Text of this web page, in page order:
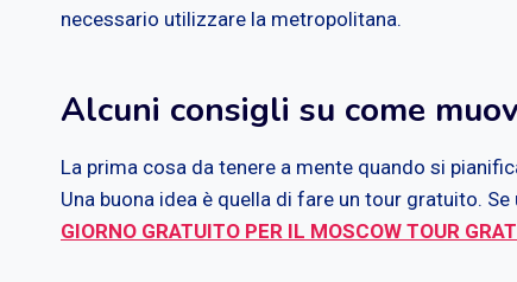
necessario utilizzare la metropolitana.
Alcuni consigli su come
La prima cosa da tenere a mente quando si
Una buona idea è quella di fare un tour gratuito.
GIORNO GRATUITO PER IL MOSCOW TOUR